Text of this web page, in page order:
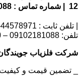
12 | شماره تماس : 09102181088
| تلفن ثابت : 44578971-021 | ساعات تماس همه روزه 9 الی 18
تلفن: 09102181088 – 09102191330
شرکت فلزیاب
_ تضمین قیمت و کیفیت